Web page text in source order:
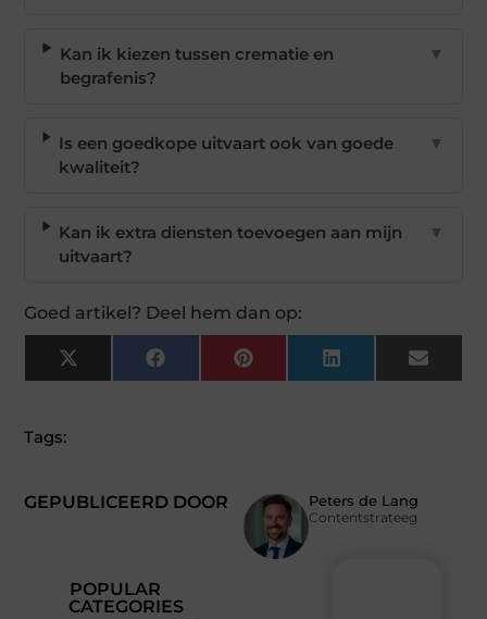
Kan ik kiezen tussen crematie en
begrafenis?
▼
Is een goedkope uitvaart ook van goede
kwaliteit?
▼
Kan ik extra diensten toevoegen aan mijn
uitvaart?
▼
Goed artikel? Deel hem dan op:
X
(Twitter)
FacebookPinterest LinkedIn Email
GEPUBLICEERD DOOR Peters de Lang
Contentstrateeg
Tags:
POPULAR
CATEGORIES